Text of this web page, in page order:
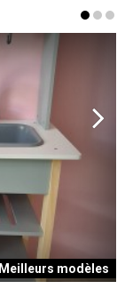
Meilleurs modèles